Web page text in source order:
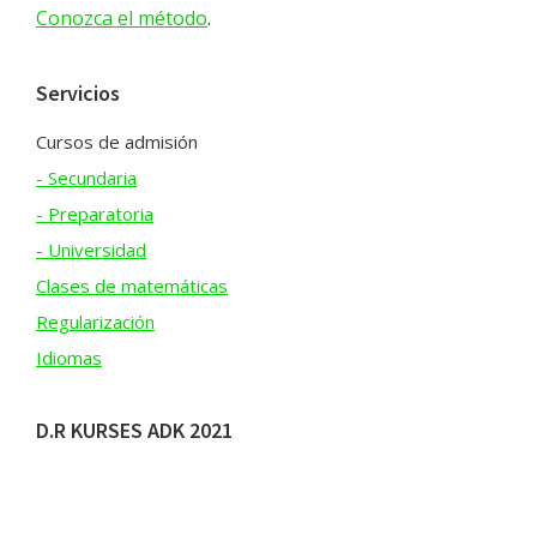
Conozca el método.
Servicios
Cursos de admisión
- Secundaria
- Preparatoria
- Universidad
Clases de matemáticas
Regularización
Idiomas
D.R KURSES ADK 2021